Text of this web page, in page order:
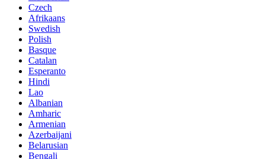
Czech
Afrikaans
Swedish
Polish
Basque
Catalan
Esperanto
Hindi
Lao
Albanian
Amharic
Armenian
Azerbaijani
Belarusian
Bengali